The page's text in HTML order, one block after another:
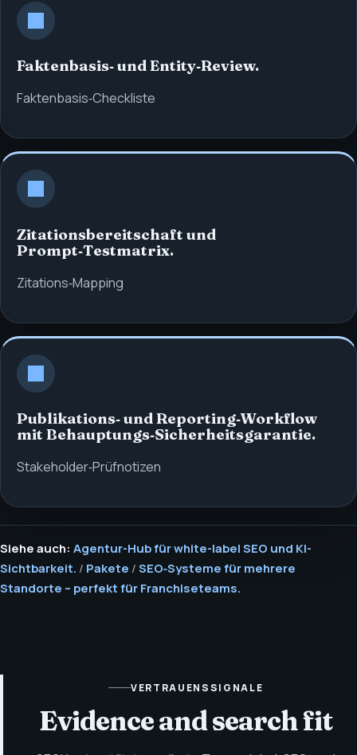
Faktenbasis‑ und Entity‑Review.
Faktenbasis‑Checkliste
Zitationsbereitschaft und
Prompt‑Testmatrix.
Zitations‑Mapping
Publikations‑ und Reporting‑Workflow
mit Behauptungs‑Sicherheitsgarantie.
Stakeholder‑Prüfnotizen
Siehe auch: Agentur-Hub für white-label SEO und KI-
Sichtbarkeit. / Pakete / SEO‑Systeme für mehrere
Standorte – perfekt für Franchiseteams.
VERTRAUENSSIGNALE
Evidence and search fit